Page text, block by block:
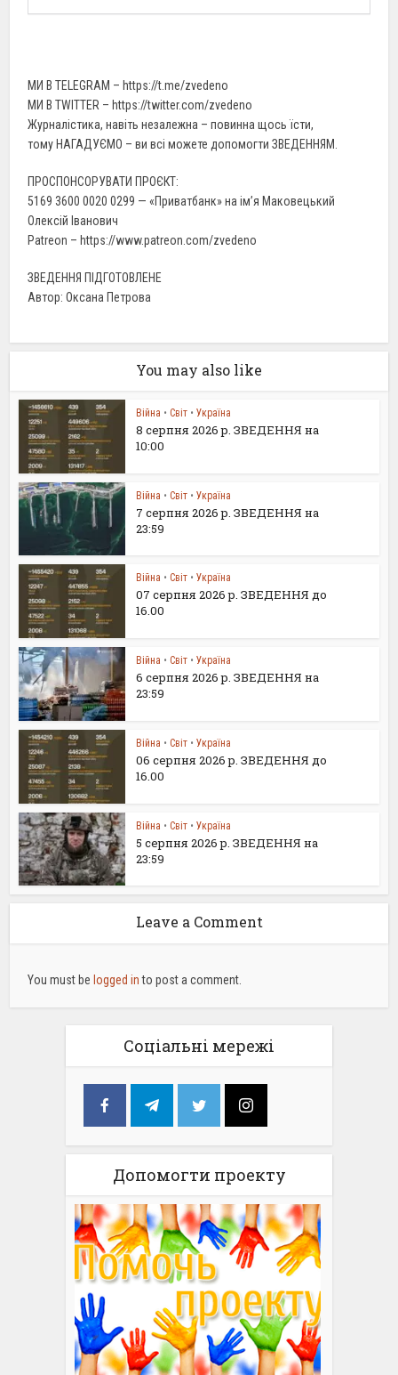
МИ В TELEGRAM – https://t.me/zvedeno
МИ В TWITTER – https://twitter.com/zvedeno
Журналістика, навіть незалежна – повинна щось їсти,
тому НАГАДУЄМО – ви всі можете допомогти ЗВЕДЕННЯМ.
ПРОСПОНСОРУВАТИ ПРОЄКТ:
5169 3600 0020 0299 — «Приватбанк» на ім’я Маковецький
Олексій Іванович
Patreon – https://www.patreon.com/zvedeno
ЗВЕДЕННЯ ПІДГОТОВЛЕНЕ
Автор: Оксана Петрова
You may also like
Війна • Світ • Україна
8 серпня 2026 р. ЗВЕДЕННЯ на
10:00
Війна • Світ • Україна
7 серпня 2026 р. ЗВЕДЕННЯ на
23:59
Війна • Світ • Україна
07 серпня 2026 р. ЗВЕДЕННЯ до
16.00
Війна • Світ • Україна
6 серпня 2026 р. ЗВЕДЕННЯ на
23:59
Війна • Світ • Україна
06 серпня 2026 р. ЗВЕДЕННЯ до
16.00
Війна • Світ • Україна
5 серпня 2026 р. ЗВЕДЕННЯ на
23:59
Leave a Comment
You must be logged into post a comment.
Соціальні мережі
Допомогти проекту